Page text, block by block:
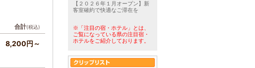
合計(税込)
8,200円～
【２０２６年１月オープン】新
客室確約で快適なご滞在を
※「注目の宿・ホテル」とは、
ご覧になっている県の注目宿・
ホテルをご紹介しております。